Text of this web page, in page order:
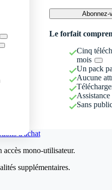
Abonnez-
Le forfait
Cinq
mois
Un pack
Aucune
Sans
d'achat
accès mono-utilisateur.
supplémentaires.